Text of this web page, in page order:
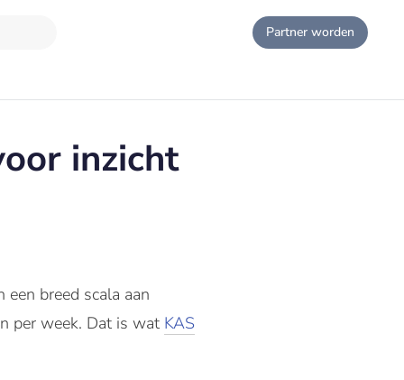
Partner worden
inzicht
breed scala aan
per week. Dat is wat KAS